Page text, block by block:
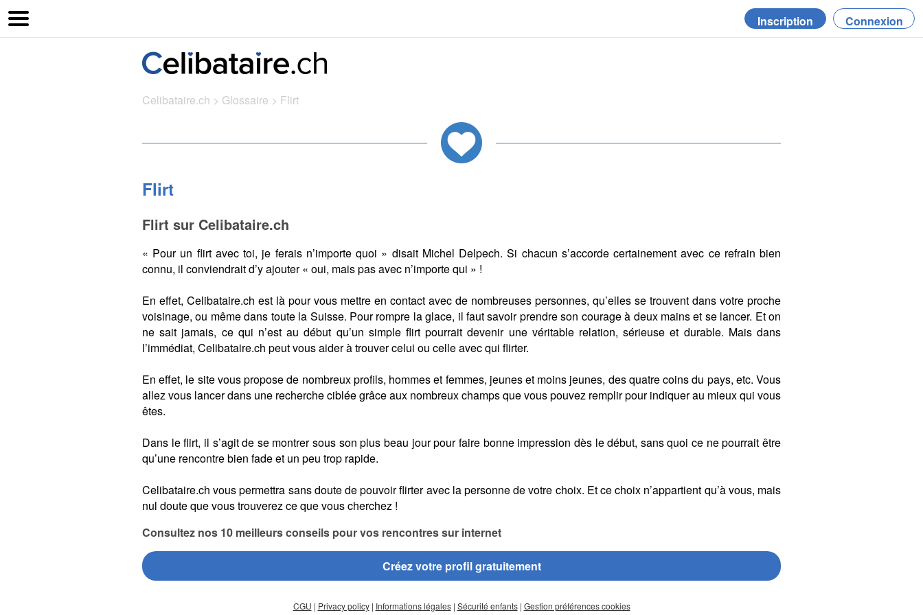
Inscription Connexion
Celibataire.ch > Glossaire > Flirt
Flirt
Flirt sur Celibataire.ch
« Pour un flirt avec toi, je ferais n’importe quoi » disait Michel Delpech. Si chacun s’accorde certainement avec ce refrain bien
connu, il conviendrait d’y ajouter « oui, mais pas avec n’importe qui » !
En effet, Celibataire.ch est là pour vous mettre en contact avec de nombreuses personnes, qu’elles se trouvent dans votre proche
voisinage, ou même dans toute la Suisse. Pour rompre la glace, il faut savoir prendre son courage à deux mains et se lancer. Et on
ne sait jamais, ce qui n’est au début qu’un simple flirt pourrait devenir une véritable relation, sérieuse et durable. Mais dans
l’immédiat, Celibataire.ch peut vous aider à trouver celui ou celle avec qui flirter.
En effet, le site vous propose de nombreux profils, hommes et femmes, jeunes et moins jeunes, des quatre coins du pays, etc. Vous
allez vous lancer dans une recherche ciblée grâce aux nombreux champs que vous pouvez remplir pour indiquer au mieux qui vous
êtes.
Dans le flirt, il s’agit de se montrer sous son plus beau jour pour faire bonne impression dès le début, sans quoi ce ne pourrait être
qu’une rencontre bien fade et un peu trop rapide.
Celibataire.ch vous permettra sans doute de pouvoir flirter avec la personne de votre choix. Et ce choix n’appartient qu’à vous, mais
nul doute que vous trouverez ce que vous cherchez !
Consultez nos 10 meilleurs conseils pour vos rencontres sur internet
Créez votre profil gratuitement
CGU | Privacy policy| Informations légales| Sécurité enfants| Gestion préférences cookies